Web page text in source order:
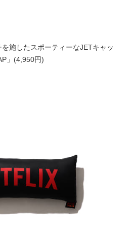
施したスポーティーなJETキャッ
」(4,950円)